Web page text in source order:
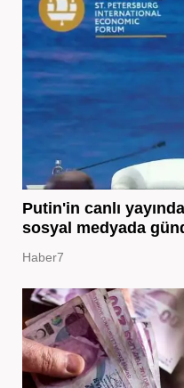
Putin'in canlı
sosyal medyada
Haber7